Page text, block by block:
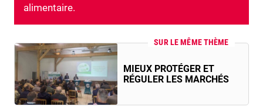
alimentaire.
SUR LE MÊME THÈME
MIEUX PROTÉGER ET
RÉGULER LES MARCHÉS